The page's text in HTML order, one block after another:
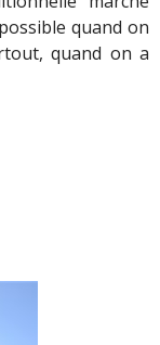
quand on
quand on a